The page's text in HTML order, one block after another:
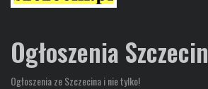
Ogłoszenia Szczecin
Ogłoszenia ze Szczecina i nie tylko!